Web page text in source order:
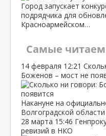
Город запускает
подрядчика для
Красноармейском…
Самые
14 февраля 12:21
Боженов – мост не
Накануне на
Волгоградской
28 марта 15:46
ревизий в НКО